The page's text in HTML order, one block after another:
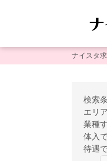
ナイスタ
検索
エリア
業種
体入
待遇